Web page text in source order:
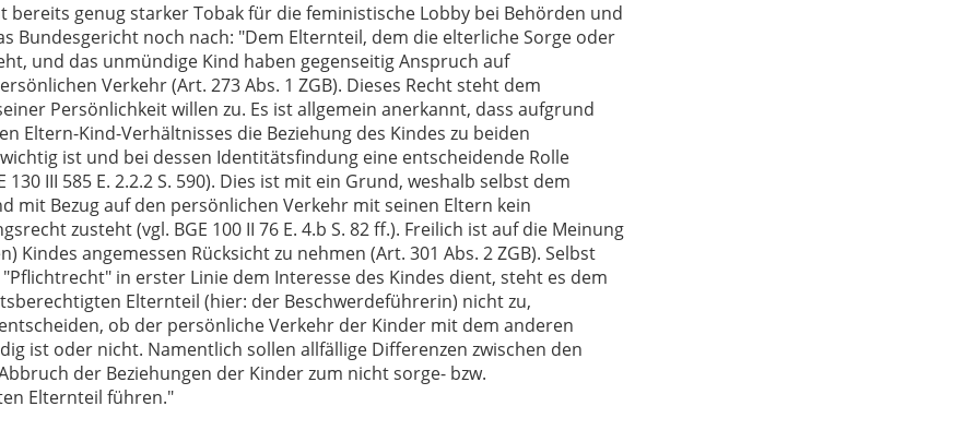
bereits genug starker Tobak für die feministische Lobby bei Behörden und
Bundesgericht noch nach: "Dem Elternteil, dem die elterliche Sorge oder
und das unmündige Kind haben gegenseitig Anspruch auf
Verkehr (Art. 273 Abs. 1 ZGB). Dieses Recht steht dem
Persönlichkeit willen zu. Es ist allgemein anerkannt, dass aufgrund
Eltern-Kind-Verhältnisses die Beziehung des Kindes zu beiden
ist und bei dessen Identitätsfindung eine entscheidende Rolle
130 III 585 E. 2.2.2 S. 590). Dies ist mit ein Grund, weshalb selbst dem
mit Bezug auf den persönlichen Verkehr mit seinen Eltern kein
zusteht (vgl. BGE 100 II 76 E. 4.b S. 82 ff.). Freilich ist auf die Meinung
Kindes angemessen Rücksicht zu nehmen (Art. 301 Abs. 2 ZGB). Selbst
in erster Linie dem Interesse des Kindes dient, steht es dem
Elternteil (hier: der Beschwerdeführerin) nicht zu,
ob der persönliche Verkehr der Kinder mit dem anderen
ist oder nicht. Namentlich sollen allfällige Differenzen zwischen den
der Beziehungen der Kinder zum nicht sorge- bzw.
Elternteil führen."